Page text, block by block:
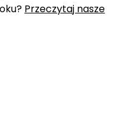
Przeczytaj nasze